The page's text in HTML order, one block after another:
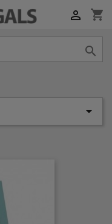
shopping_cart


